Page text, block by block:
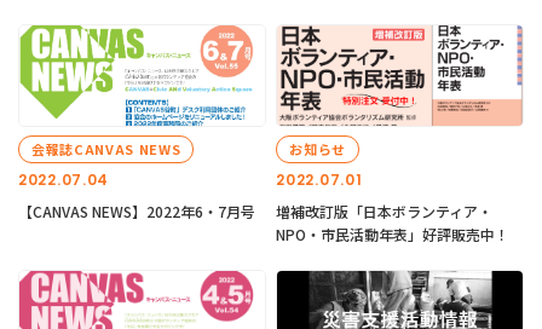
2022.07.04
会報誌CANVAS NEWS
【CANVAS NEWS】2022年6・7月号
2022.07.01
お知らせ
増補改訂版「日本ボランティア・
NPO・市民活動年表」好評販売中！